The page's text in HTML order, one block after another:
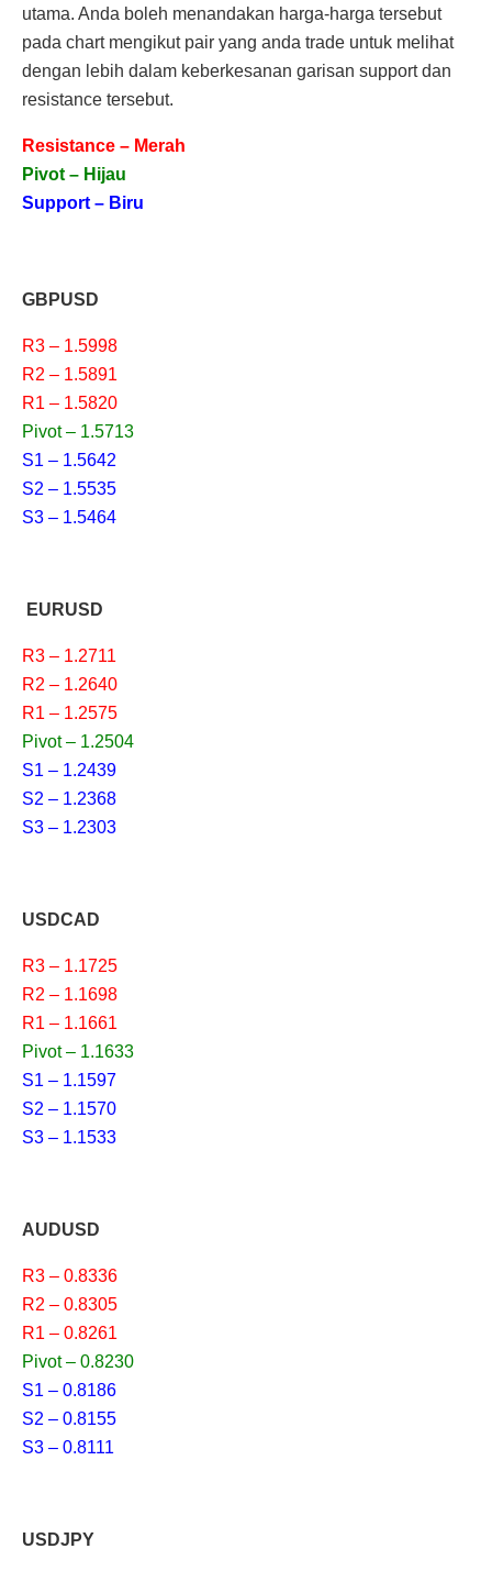
utama. Anda boleh menandakan harga-harga tersebut
pada chart mengikut pair yang anda trade untuk melihat
dengan lebih dalam keberkesanan garisan support dan
resistance tersebut.
Resistance – Merah
Pivot – Hijau
Support – Biru
GBPUSD
R3 – 1.5998
R2 – 1.5891
R1 – 1.5820
Pivot – 1.5713
S1 – 1.5642
S2 – 1.5535
S3 – 1.5464
EURUSD
R3 – 1.2711
R2 – 1.2640
R1 – 1.2575
Pivot – 1.2504
S1 – 1.2439
S2 – 1.2368
S3 – 1.2303
USDCAD
R3 – 1.1725
R2 – 1.1698
R1 – 1.1661
Pivot – 1.1633
S1 – 1.1597
S2 – 1.1570
S3 – 1.1533
AUDUSD
R3 – 0.8336
R2 – 0.8305
R1 – 0.8261
Pivot – 0.8230
S1 – 0.8186
S2 – 0.8155
S3 – 0.8111
USDJPY